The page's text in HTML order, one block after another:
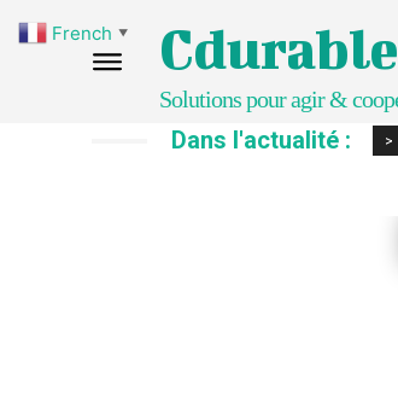
Solutions pour agir &
Dans l'actualité : >
French ▼